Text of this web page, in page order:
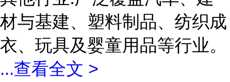
材与基建、塑料制品、纺织成
衣、玩具及婴童用品等行业。
...查看全文 >